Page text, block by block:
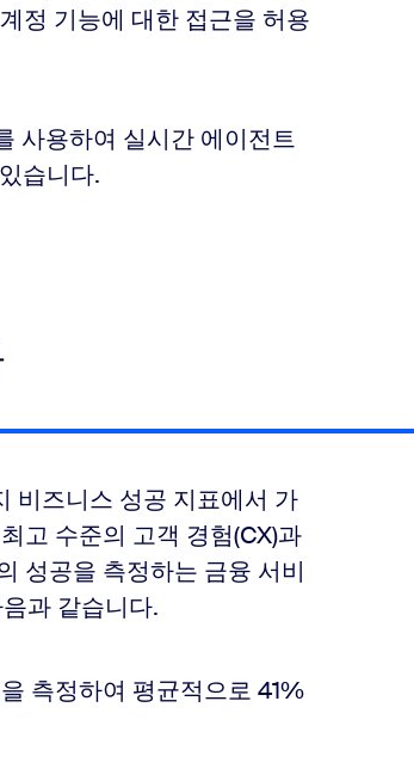
정 기능에 대한 접근을 허용
사용하여 실시간 에이전트
습니다.
비즈니스 성공 지표에서 가
고 수준의 고객 경험(CX)과
성공을 측정하는 금융 서비
과 같습니다.
측정하여 평균적으로 41%